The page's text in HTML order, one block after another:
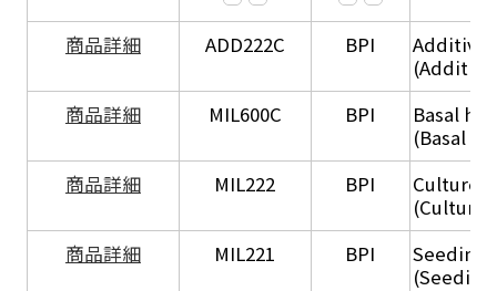
商品詳細 ADD222C BPI
商品詳細
MIL600C BPI
Basal
(Basal
商品詳細
MIL222 BPI
Culture
(Culture
商品詳細
MIL221 BPI
Seeding